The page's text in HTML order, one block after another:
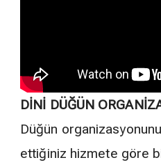
DİNİ DÜĞÜN
Düğün
ettiğiniz hizmete göre